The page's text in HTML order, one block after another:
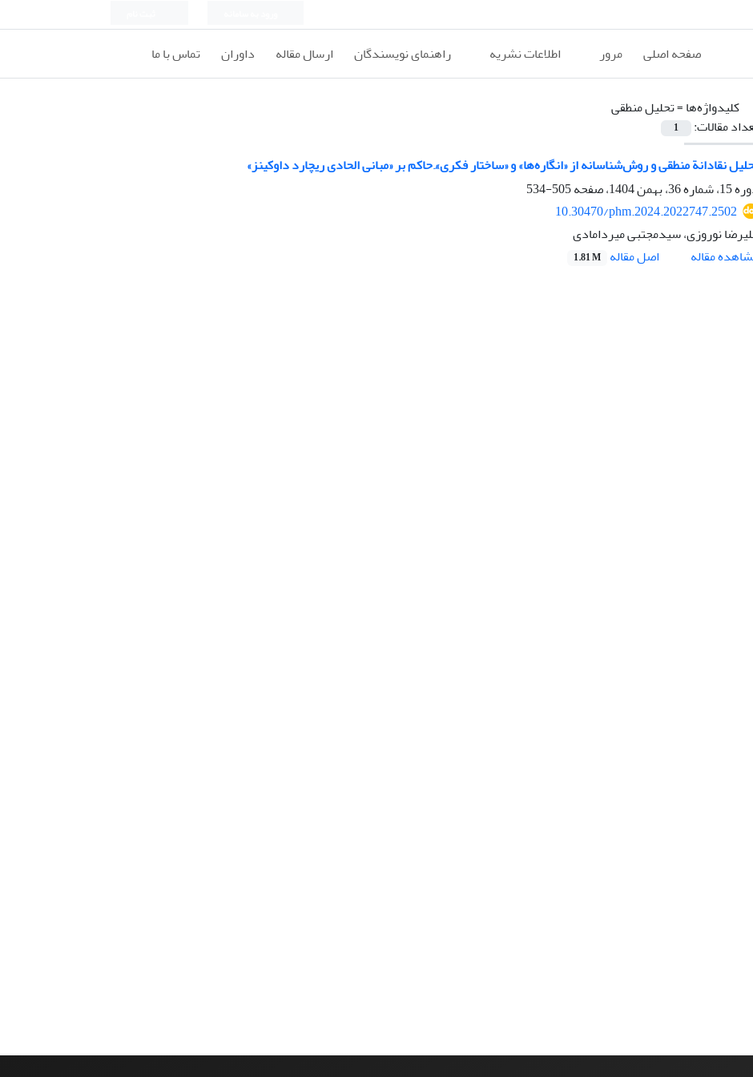
صفحه اصلی مرور اطلاعات نشریه راهنمای نویسندگان ارسال مقاله داوران تماس با ما
کلیدواژه‌ها =تحلیل منطقی
مقالات:
1
نقادانة منطقی و روش‌شناسانه از «انگاره‌ها» و «ساختار فکری»ِ حاکم بر «مبانی الحادی ریچارد داوکینز»
36، بهمن 1404، صفحه
505-534
10.30470/phm.2024.2022747.2502
نوروزی، سیدمجتبی میردامادی
مقاله
اصل مقاله 1.81 M